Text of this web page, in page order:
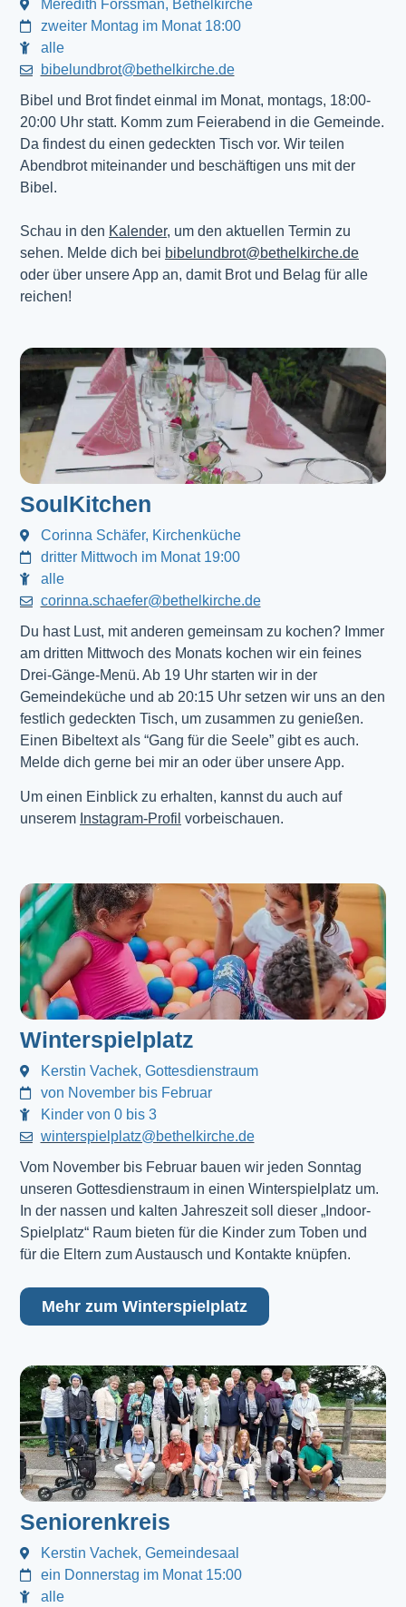
Meredith Forssman, Bethelkirche
zweiter Montag im Monat 18:00
alle
bibelundbrot@bethelkirche.de
Bibel und Brot findet einmal im Monat, montags, 18:00-
20:00 Uhr statt. Komm zum Feierabend in die Gemeinde.
Da findest du einen gedeckten Tisch vor. Wir teilen
Abendbrot miteinander und beschäftigen uns mit der
Bibel.
Schau in den Kalender, um den aktuellen Termin zu
sehen. Melde dich bei bibelundbrot@bethelkirche.de
oder über unsere App an, damit Brot und Belag für alle
reichen!
SoulKitchen
Corinna Schäfer, Kirchenküche
dritter Mittwoch im Monat 19:00
alle
corinna.schaefer@bethelkirche.de
Du hast Lust, mit anderen gemeinsam zu kochen? Immer
am dritten Mittwoch des Monats kochen wir ein feines
Drei-Gänge-Menü. Ab 19 Uhr starten wir in der
Gemeindeküche und ab 20:15 Uhr setzen wir uns an den
festlich gedeckten Tisch, um zusammen zu genießen.
Einen Bibeltext als “Gang für die Seele” gibt es auch.
Melde dich gerne bei mir an oder über unsere App.
Um einen Einblick zu erhalten, kannst du auch auf
unserem Instagram-Profil vorbeischauen.
Winterspielplatz
Kerstin Vachek, Gottesdienstraum
von November bis Februar
Kinder von 0 bis 3
winterspielplatz@bethelkirche.de
Vom November bis Februar bauen wir jeden Sonntag
unseren Gottesdienstraum in einen Winterspielplatz um.
In der nassen und kalten Jahreszeit soll dieser „Indoor-
Spielplatz“ Raum bieten für die Kinder zum Toben und
für die Eltern zum Austausch und Kontakte knüpfen.
Mehr zum Winterspielplatz
Seniorenkreis
Kerstin Vachek, Gemeindesaal
ein Donnerstag im Monat 15:00
alle